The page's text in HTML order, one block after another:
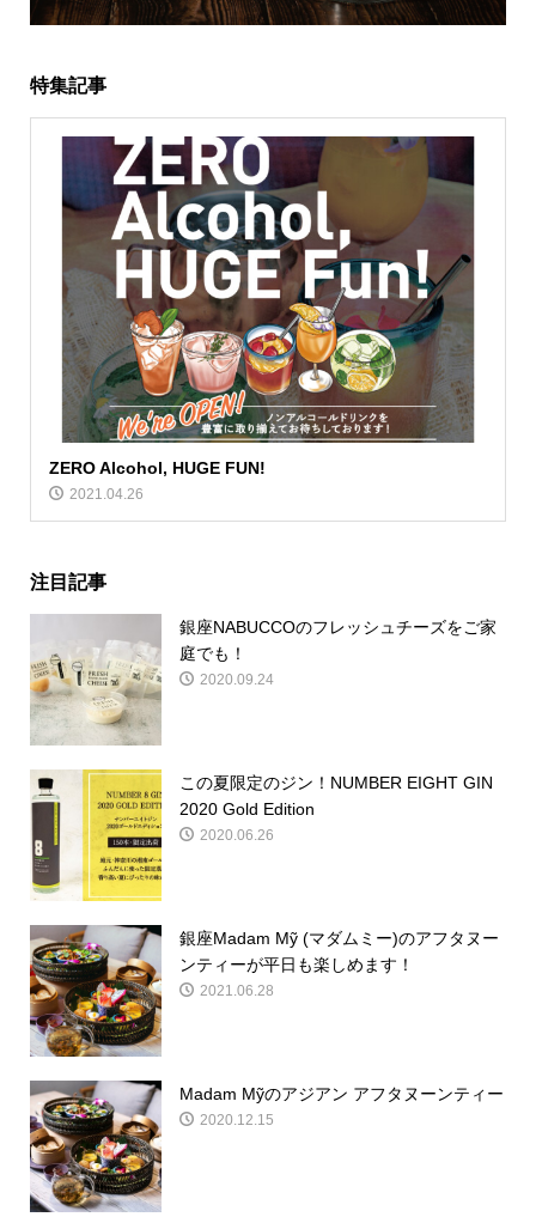
特集記事
ZERO Alcohol, HUGE FUN!
2021.04.26
注目記事
銀座NABUCCOのフレッシュチーズをご家
庭でも！
2020.09.24
この夏限定のジン！NUMBER EIGHT GIN
2020 Gold Edition
2020.06.26
銀座Madam Mỹ (マダムミー)のアフタヌー
ンティーが平日も楽しめます！
2021.06.28
Madam Mỹのアジアン アフタヌーンティー
2020.12.15